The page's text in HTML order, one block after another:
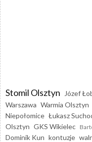
Stomil Olsztyn Józef
Warszawa Warmia Olsztyn
Niepołomice Łukasz
Olsztyn GKS Wikielec
Dominik Kun kontuzje